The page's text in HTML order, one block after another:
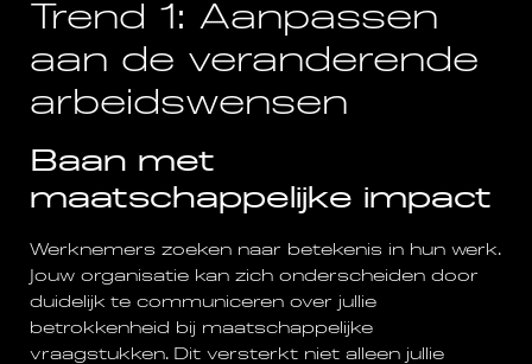
Trend 1: Aanpassen
aan de veranderende
arbeidswensen
Baan met
maatschappelijke impact
Werknemers zoeken naar betekenis in hun werk.
Jouw organisatie kan zich onderscheiden door
duidelijk te communiceren over jullie
betrokkenheid bij maatschappelijke
vraagstukken. Dit versterkt niet alleen jullie